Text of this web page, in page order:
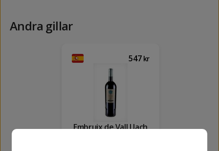
Andra gillar
547 kr
Embruix de Vall Llach